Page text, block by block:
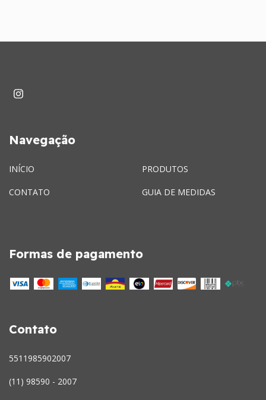
Navegação
INÍCIO PRODUTOS
CONTATO GUIA DE MEDIDAS
Formas de pagamento
Contato
5511985902007
(11) 98590 - 2007